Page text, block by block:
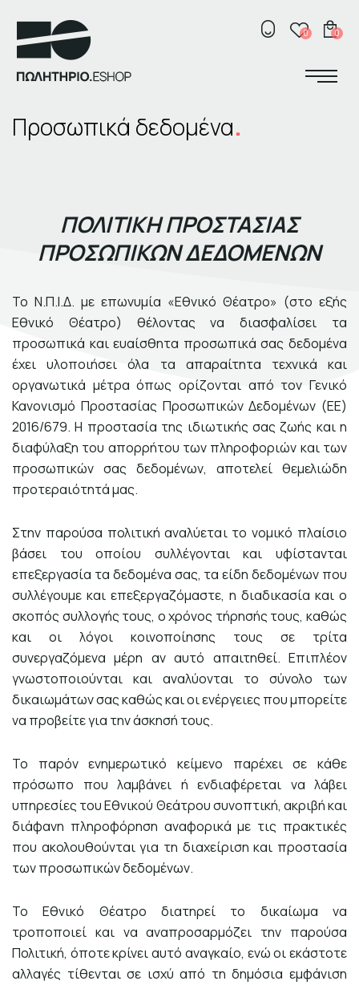
Σκηνογράφοι /
Δημιουργοί
Προτάσεις συνεργασίας
0 0
ΚΟΣΜΗΜΑΤΑ
ΣΠΙΤΙ
ΓΡΑΦΕΙΟ
ΑΞΕΣΟΥΑΡ
ΑΝΑΖΗΤΗΣΗ
Σχετικά με το πωλητήριο
Σκηνογράφοι / Δημιουργοί
Κεντρικό Βιβλιοπωλείο
Πωλητήριο Rex
Πωλητήριο Επίδαυρος
Προτάσεις συνεργασίας
Τρόποι πληρωμής
Αποστολή προϊόντων
Επιστροφές/Αλλαγές
Επικοινωνία
Προσωπικά δεδομένα
ΠΟΛΙΤΙΚΗ ΠΡΟΣΤΑΣΙΑΣ
ΠΡΟΣΩΠΙΚΩΝ ΔΕΔΟΜΕΝΩΝ
Το Ν.Π.Ι.Δ. με επωνυμία «Εθνικό Θέατρο» (στο εξής
Εθνικό Θέατρο) θέλοντας να διασφαλίσει τα
προσωπικά και ευαίσθητα προσωπικά σας δεδομένα
έχει υλοποιήσει όλα τα απαραίτητα τεχνικά και
οργανωτικά μέτρα όπως ορίζονται από τον Γενικό
Κανονισμό Προστασίας Προσωπικών Δεδομένων (ΕΕ)
2016/679. Η προστασία της ιδιωτικής σας ζωής και η
διαφύλαξη του απορρήτου των πληροφοριών και των
προσωπικών σας δεδομένων, αποτελεί θεμελιώδη
προτεραιότητά μας.
Στην παρούσα πολιτική αναλύεται το νομικό πλαίσιο
βάσει του οποίου συλλέγονται και υφίστανται
επεξεργασία τα δεδομένα σας, τα είδη δεδομένων που
συλλέγουμε και επεξεργαζόμαστε, η διαδικασία και ο
σκοπός συλλογής τους, ο χρόνος τήρησής τους, καθώς
και οι λόγοι κοινοποίησης τους σε τρίτα
συνεργαζόμενα μέρη αν αυτό απαιτηθεί. Επιπλέον
γνωστοποιούνται και αναλύονται το σύνολο των
δικαιωμάτων σας καθώς και οι ενέργειες που μπορείτε
να προβείτε για την άσκησή τους.
Το παρόν ενημερωτικό κείμενο παρέχει σε κάθε
πρόσωπο που λαμβάνει ή ενδιαφέρεται να λάβει
υπηρεσίες του Εθνικού Θεάτρου συνοπτική, ακριβή και
διάφανη πληροφόρηση αναφορικά με τις πρακτικές
που ακολουθούνται για τη διαχείριση και προστασία
των προσωπικών δεδομένων.
Το Εθνικό Θέατρο διατηρεί το δικαίωμα να
τροποποιεί και να αναπροσαρμόζει την παρούσα
Πολιτική, όποτε κρίνει αυτό αναγκαίο, ενώ οι εκάστοτε
αλλαγές τίθενται σε ισχύ από τη δημόσια εμφάνιση